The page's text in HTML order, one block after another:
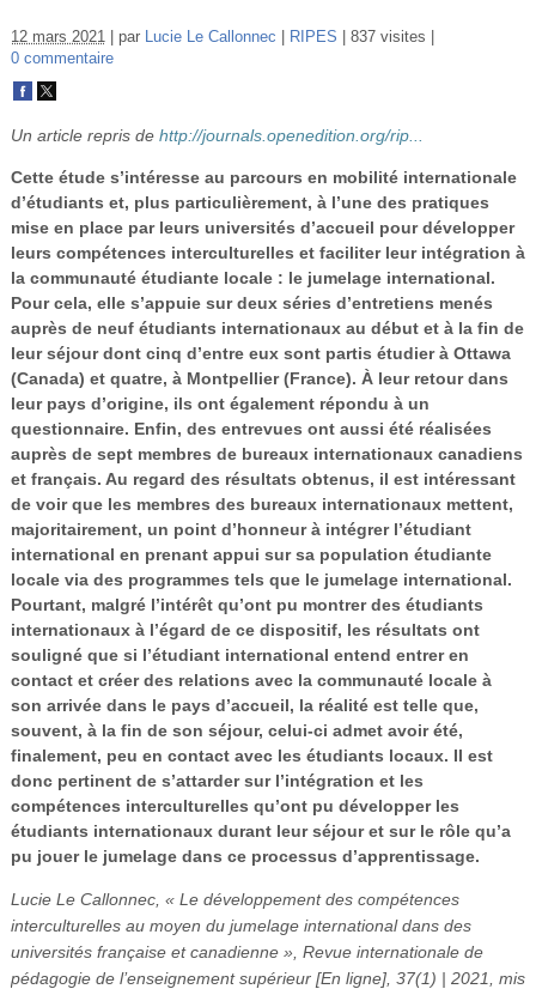
Colloques
S’inscrire
Se connecter
12 mars 2021 par Lucie Le Callonnec RIPES
837 visites
0 commentaire
Un article repris de http://journals.openedition.org/rip...
Cette étude s’intéresse au parcours en mobilité internationale
d’étudiants et, plus particulièrement, à l’une des pratiques
mise en place par leurs universités d’accueil pour développer
leurs compétences interculturelles et faciliter leur intégration à
la communauté étudiante locale : le jumelage international.
Pour cela, elle s’appuie sur deux séries d’entretiens menés
auprès de neuf étudiants internationaux au début et à la fin de
leur séjour dont cinq d’entre eux sont partis étudier à Ottawa
(Canada) et quatre, à Montpellier (France). À leur retour dans
leur pays d’origine, ils ont également répondu à un
questionnaire. Enfin, des entrevues ont aussi été réalisées
auprès de sept membres de bureaux internationaux canadiens
et français. Au regard des résultats obtenus, il est intéressant
de voir que les membres des bureaux internationaux mettent,
majoritairement, un point d’honneur à intégrer l’étudiant
international en prenant appui sur sa population étudiante
locale via des programmes tels que le jumelage international.
Pourtant, malgré l’intérêt qu’ont pu montrer des étudiants
internationaux à l’égard de ce dispositif, les résultats ont
souligné que si l’étudiant international entend entrer en
contact et créer des relations avec la communauté locale à
son arrivée dans le pays d’accueil, la réalité est telle que,
souvent, à la fin de son séjour, celui-ci admet avoir été,
finalement, peu en contact avec les étudiants locaux. Il est
donc pertinent de s’attarder sur l’intégration et les
compétences interculturelles qu’ont pu développer les
étudiants internationaux durant leur séjour et sur le rôle qu’a
pu jouer le jumelage dans ce processus d’apprentissage.
Lucie Le Callonnec, « Le développement des compétences
interculturelles au moyen du jumelage international dans des
universités française et canadienne », Revue internationale de
pédagogie de l’enseignement supérieur [En ligne], 37(1) | 2021, mis